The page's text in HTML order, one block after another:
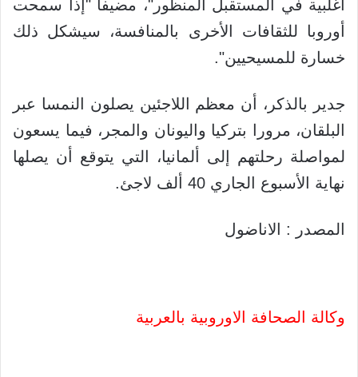
أغلبية في المستقبل المنظور"، مضيفا "إذا سمحت
أوروبا للثقافات الأخرى بالمنافسة، سيشكل ذلك
خسارة للمسيحيين".
جدير بالذكر، أن معظم اللاجئين يصلون النمسا عبر
البلقان، مرورا بتركيا واليونان والمجر، فيما يسعون
لمواصلة رحلتهم إلى ألمانيا، التي يتوقع أن يصلها
نهاية الأسبوع الجاري 40 ألف لاجئ.
المصدر : الاناضول
وكالة الصحافة الاوروبية بالعربية